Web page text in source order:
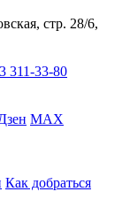
стр. 28/6,
311-33-80
МАХ
Как добраться